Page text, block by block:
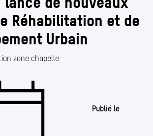
Réhabilitation et de
Urbain
Publié le